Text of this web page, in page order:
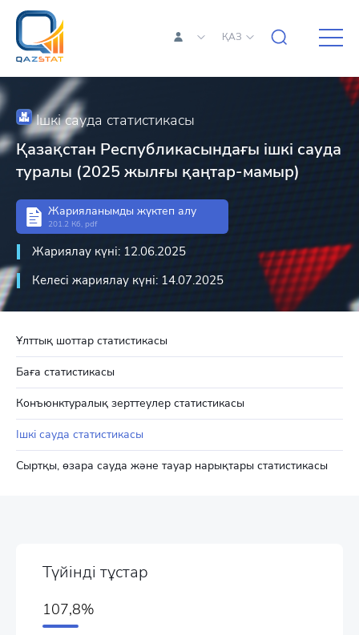
ҚАЗ
Ұлттық шоттар статистикасы
Баға статистикасы
Конъюнктуралық зерттеулер статистикасы
Ішкі сауда статистикасы
Сыртқы, өзара сауда және тауар нарықтары статистикасы
Ішкі сауда статистикасы
Қазақстан Республикасындағы ішкі сауда
туралы (2025 жылғы қаңтар-мамыр)
Жарияланымды жүктеп алу
201.2 Кб, pdf
Жариялау күні: 12.06.2025
Келесі жариялау күні: 14.07.2025
Түйінді тұстар
107,8%